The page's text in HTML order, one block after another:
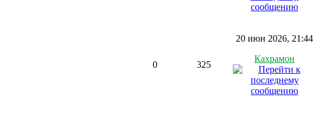
0 325
20 июн 2026, 21:44
Кахрамон